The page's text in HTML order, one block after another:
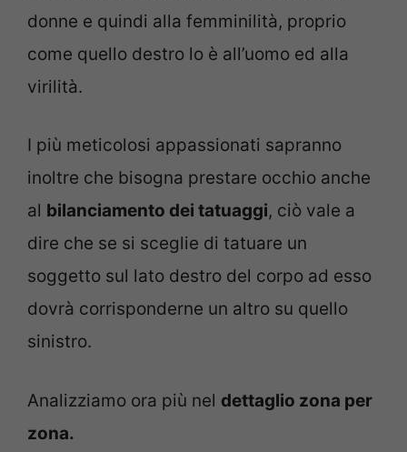
donne e quindi alla femminilità, proprio
come quello destro lo è all’uomo ed alla
virilità.
I più meticolosi appassionati sapranno
inoltre che bisogna prestare occhio anche
al bilanciamento dei tatuaggi, ciò vale a
dire che se si sceglie di tatuare un
soggetto sul lato destro del corpo ad esso
dovrà corrisponderne un altro su quello
sinistro.
Analizziamo ora più nel dettaglio zona per
zona.